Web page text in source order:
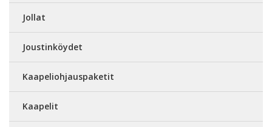
Jollat
Joustinköydet
Kaapeliohjauspaketit
Kaapelit